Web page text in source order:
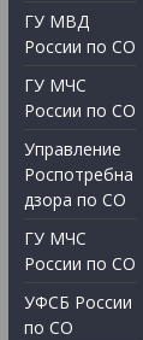
ГУ МВД
России по СО
ГУ МЧС
России по СО
Управление
Роспотребна
дзора по СО
ГУ МЧС
России по СО
УФСБ России
по СО